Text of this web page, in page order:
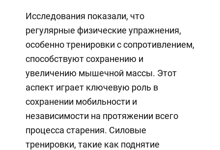
Исследования показали, что
регулярные физические упражнения,
особенно тренировки с сопротивлением,
способствуют сохранению и
увеличению мышечной массы. Этот
аспект играет ключевую роль в
сохранении мобильности и
независимости на протяжении всего
процесса старения. Силовые
тренировки, такие как поднятие